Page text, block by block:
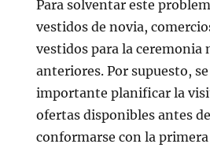
Para solventar este
vestidos de novia,
vestidos para la ceremonia
anteriores. Por supuesto,
importante planificar la
ofertas disponibles antes
conformarse con la